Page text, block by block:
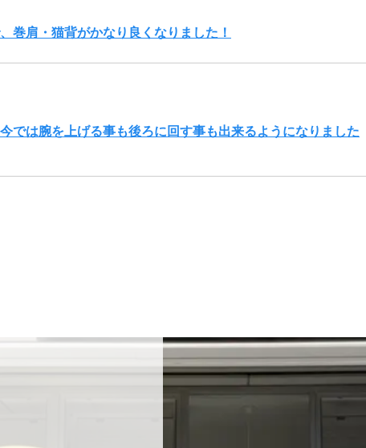
巻肩・猫背がかなり良くなりました！
では腕を上げる事も後ろに回す事も出来るようになりました